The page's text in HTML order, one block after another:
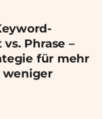
Phrase –
für mehr
weniger